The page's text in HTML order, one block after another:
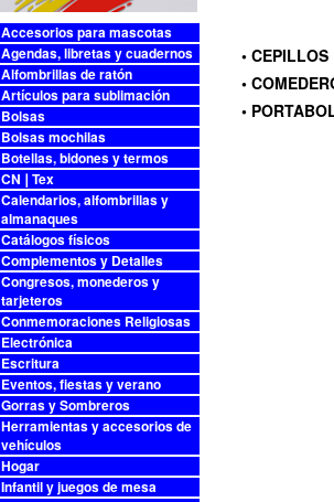
Accesorios para mascotas
Agendas, libretas y cuadernos
Alfombrillas de ratón
Artículos para sublimación
Bolsas
Bolsas mochilas
Botellas, bidones y termos
CN❘Tex
Calendarios, alfombrillas y
almanaques
Catálogos físicos
Complementos y Detalles
Congresos, monederos y
tarjeteros
Conmemoraciones Religiosas
Electrónica
Escritura
Eventos, fiestas y verano
Gorras y Sombreros
Herramientas y accesorios de
vehículos
Hogar
Infantil y juegos de mesa
• CEPILLOS
•
•